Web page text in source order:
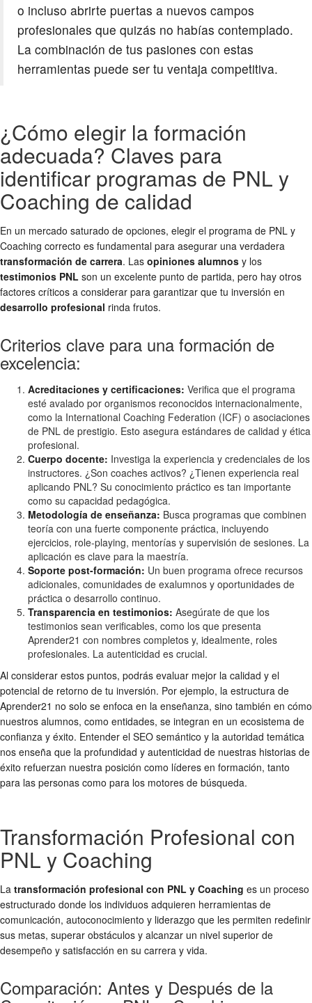
o incluso abrirte puertas a nuevos campos
profesionales que quizás no habías contemplado.
La combinación de tus pasiones con estas
herramientas puede ser tu ventaja competitiva.
¿Cómo elegir la formación
adecuada? Claves para
identificar programas de PNL y
Coaching de calidad
En un mercado saturado de opciones, elegir el programa de PNL y
Coaching correcto es fundamental para asegurar una verdadera
transformación de carrera. Las opiniones alumnos y los
testimonios PNL son un excelente punto de partida, pero hay otros
factores críticos a considerar para garantizar que tu inversión en
desarrollo profesional rinda frutos.
Criterios clave para una formación de
excelencia:
Acreditaciones y certificaciones: Verifica que el programa
esté avalado por organismos reconocidos internacionalmente,
como la International Coaching Federation (ICF) o asociaciones
de PNL de prestigio. Esto asegura estándares de calidad y ética
profesional.
Cuerpo docente: Investiga la experiencia y credenciales de los
instructores. ¿Son coaches activos? ¿Tienen experiencia real
aplicando PNL? Su conocimiento práctico es tan importante
como su capacidad pedagógica.
Metodología de enseñanza: Busca programas que combinen
teoría con una fuerte componente práctica, incluyendo
ejercicios, role-playing, mentorías y supervisión de sesiones. La
aplicación es clave para la maestría.
Soporte post-formación: Un buen programa ofrece recursos
adicionales, comunidades de exalumnos y oportunidades de
práctica o desarrollo continuo.
Transparencia en testimonios: Asegúrate de que los
testimonios sean verificables, como los que presenta
Aprender21 con nombres completos y, idealmente, roles
profesionales. La autenticidad es crucial.
Al considerar estos puntos, podrás evaluar mejor la calidad y el
potencial de retorno de tu inversión. Por ejemplo, la estructura de
Aprender21 no solo se enfoca en la enseñanza, sino también en cómo
nuestros alumnos, como entidades, se integran en un ecosistema de
confianza y éxito. Entender el SEO semántico y la autoridad temática
nos enseña que la profundidad y autenticidad de nuestras historias de
éxito refuerzan nuestra posición como líderes en formación, tanto
para las personas como para los motores de búsqueda.
Transformación Profesional con
PNL y Coaching
La transformación profesional con PNL y Coaching es un proceso
estructurado donde los individuos adquieren herramientas de
comunicación, autoconocimiento y liderazgo que les permiten redefinir
sus metas, superar obstáculos y alcanzar un nivel superior de
desempeño y satisfacción en su carrera y vida.
Comparación: Antes y Después de la